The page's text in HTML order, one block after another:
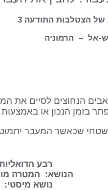
של הצטלבות התודעה 3
אל – הרמוניה
הנחוצים לסיים את
בזמן הנכון או
שכאשר המעבר
רבע
הנושא: המטרה
נושא מיסטי: